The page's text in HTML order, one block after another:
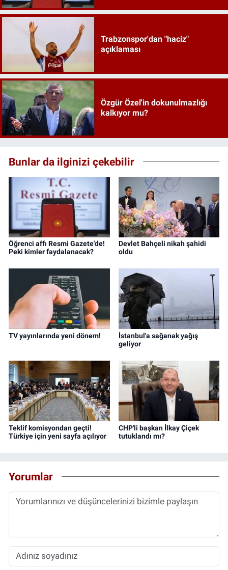
Trabzonspor'dan "haciz"
açıklaması
Özgür Özel'in dokunulmazlığı
kalkıyor mu?
Bunlar da ilginizi çekebilir
Öğrenci affı Resmi Gazete'de!
Peki kimler faydalanacak?
Devlet Bahçeli nikah şahidi
oldu
TV yayınlarında yeni dönem!
İstanbul'a sağanak yağış
geliyor
Teklif komisyondan geçti!
Türkiye için yeni sayfa açılıyor
CHP'li başkan İlkay Çiçek
tutuklandı mı?
Yorumlar